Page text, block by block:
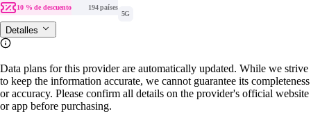
10 % de descuento
194 países
5G
Detalles
Data plans for this provider are automatically updated. While we strive
to keep the information accurate, we cannot guarantee its completeness
or accuracy. Please confirm all details on the provider's official website
or app before purchasing.